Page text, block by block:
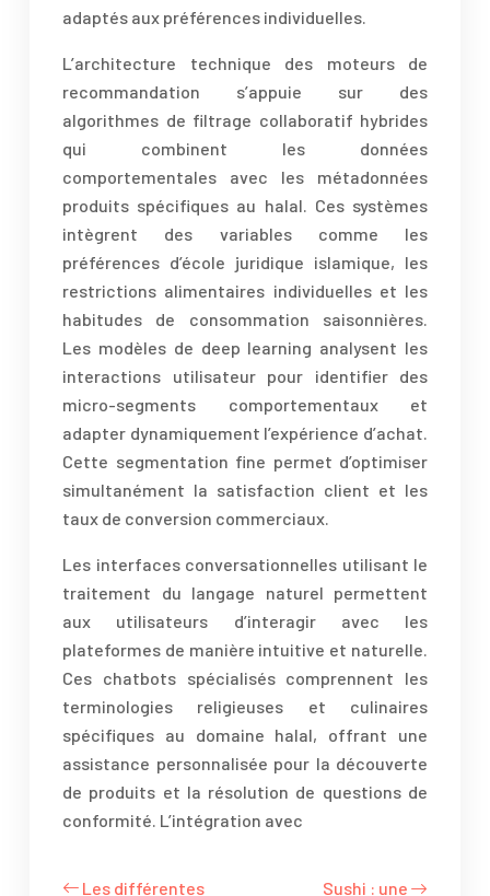
adaptés aux préférences individuelles.
L’architecture technique des moteurs de
recommandation s’appuie sur des
algorithmes de filtrage collaboratif hybrides
qui combinent les données
comportementales avec les métadonnées
produits spécifiques au halal. Ces systèmes
intègrent des variables comme les
préférences d’école juridique islamique, les
restrictions alimentaires individuelles et les
habitudes de consommation saisonnières.
Les modèles de deep learning analysent les
interactions utilisateur pour identifier des
micro-segments comportementaux et
adapter dynamiquement l’expérience d’achat.
Cette segmentation fine permet d’optimiser
simultanément la satisfaction client et les
taux de conversion commerciaux.
Les interfaces conversationnelles utilisant le
traitement du langage naturel permettent
aux utilisateurs d’interagir avec les
plateformes de manière intuitive et naturelle.
Ces chatbots spécialisés comprennent les
terminologies religieuses et culinaires
spécifiques au domaine halal, offrant une
assistance personnalisée pour la découverte
de produits et la résolution de questions de
conformité. L’intégration avec
Les différentes
Sushi : une